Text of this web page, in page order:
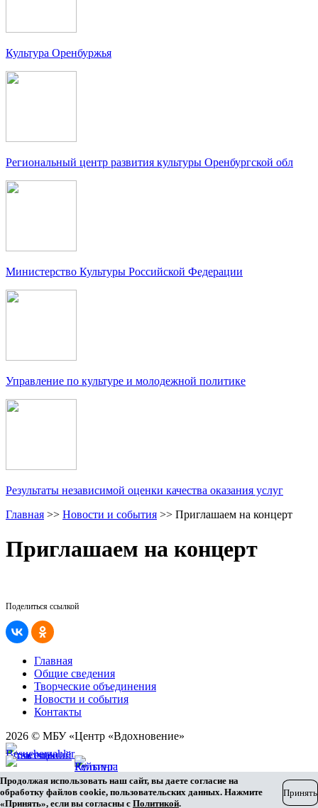
Культура Оренбуржья
Региональный центр развития культуры Оренбургской обл
Министерство Культуры Российской Федерации
Управление по культуре и молодежной политике
Результаты независимой оценки качества оказания услуг
Главная >> Новости и события >> Приглашаем на концерт
Приглашаем на концерт
Поделиться ссылкой
Главная
Общие сведения
Творческие объединения
Новости и события
Контакты
2026 © МБУ «Центр «Вдохновение»
Карта сайта
Разработка сайта
Продолжая использовать наш сайт, вы даете согласие на
обработку файлов cookie, пользовательских данных. Нажмите
«Принять», если вы согласны с Политикой.
Принять